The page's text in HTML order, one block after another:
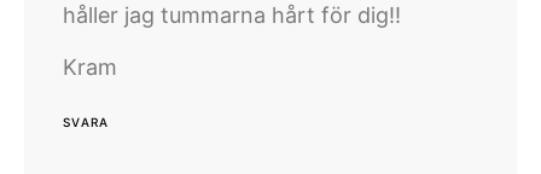
håller jag tummarna hårt för dig!!
Kram
SVARA